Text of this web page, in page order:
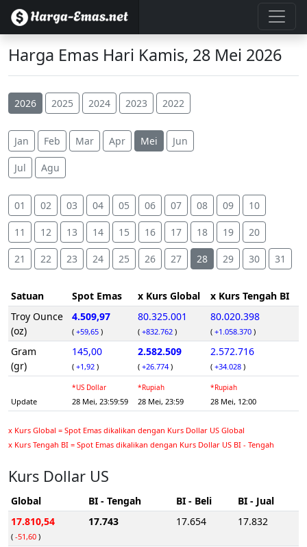
Harga Emas Hari Kamis, 28 Mei 2026
2026 2025 2024 2023 2022
Jan Feb Mar Apr Mei Jun
Jul Agu
01 02 03 04 05 06 07 08 09 10
11 12 13 14 15 16 17 18 19 20
21 22 23 24 25 26 27 28 29 30 31
Satuan Spot Emas x Kurs Global
x Kurs Tengah BI
Troy Ounce
(oz)
4.509,97
( +59,65 )
80.325.001
( +832.762 )
80.020.398
( +1.058.370 )
Gram
(gr)
145,00
( +1,92 )
2.582.509
( +26.774 )
2.572.716
( +34.028 )
Update
*US Dollar
28 Mei, 23:59:59
*Rupiah
28 Mei, 23:59
*Rupiah
28 Mei, 12:00
x Kurs Global = Spot Emas dikalikan dengan Kurs Dollar US Global
x Kurs Tengah BI = Spot Emas dikalikan dengan Kurs Dollar US BI - Tengah
Kurs Dollar US
Global BI - Tengah BI - Beli
BI - Jual
17.810,54
( -51,60 )
17.743 17.654 17.832